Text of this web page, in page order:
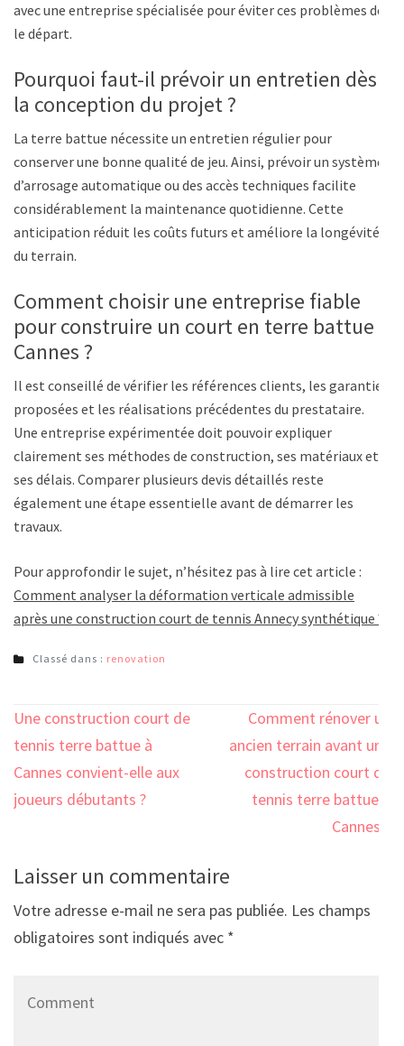
avec une entreprise spécialisée pour éviter ces problèmes dès
le départ.
Pourquoi faut-il prévoir un entretien dès
la conception du projet ?
La terre battue nécessite un entretien régulier pour
conserver une bonne qualité de jeu. Ainsi, prévoir un système
d’arrosage automatique ou des accès techniques facilite
considérablement la maintenance quotidienne. Cette
anticipation réduit les coûts futurs et améliore la longévité
du terrain.
Comment choisir une entreprise fiable
pour construire un court en terre battue à
Cannes ?
Il est conseillé de vérifier les références clients, les garanties
proposées et les réalisations précédentes du prestataire.
Une entreprise expérimentée doit pouvoir expliquer
clairement ses méthodes de construction, ses matériaux et
ses délais. Comparer plusieurs devis détaillés reste
également une étape essentielle avant de démarrer les
travaux.
Pour approfondir le sujet, n’hésitez pas à lire cet article :
Comment analyser la déformation verticale admissible
après une construction court de tennis Annecy synthétique ?
Classé dans : renovation
Navigation
de
l’article
Une construction court de
tennis terre battue à
Cannes convient-elle aux
joueurs débutants ?
Comment rénover un
ancien terrain avant une
construction court de
tennis terre battue à
Cannes ?
Laisser un commentaire
Votre adresse e-mail ne sera pas publiée. Les champs
obligatoires sont indiqués avec *